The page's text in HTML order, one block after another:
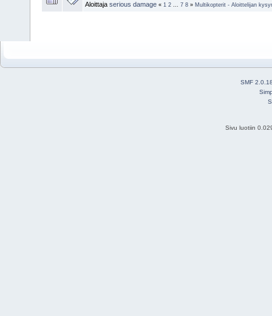
Aloittaja serious damage « 1 2 ... 7 8 » Multikopterit - Aloittelijan
SMF
Sivu luotiin